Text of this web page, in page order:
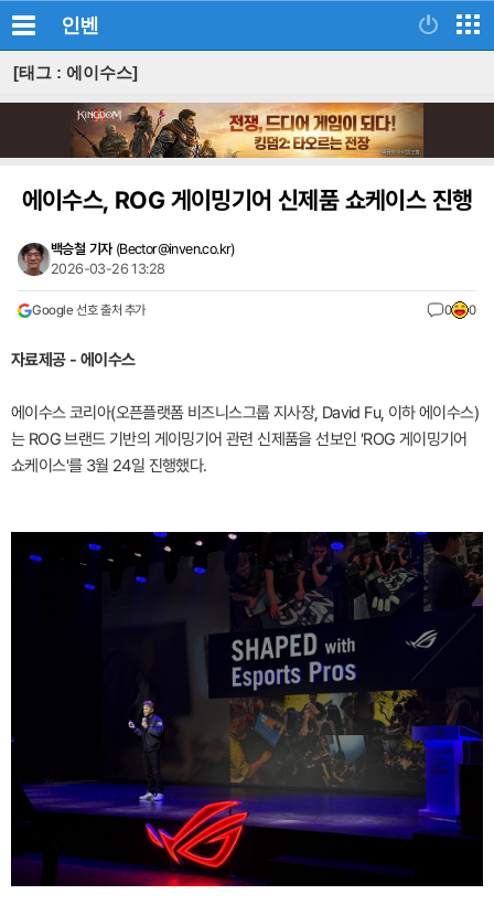
인벤
[태그 : 에이수스]
에이수스, ROG 게이밍기어 신제품 쇼케이스 진행
백승철 기자 (Bector@inven.co.kr)
2026-03-26 13:28
Google 선호 출처 추가 0 0
자료제공 - 에이수스
에이수스 코리아(오픈플랫폼 비즈니스그룹 지사장, David Fu, 이하 에이수스)
는 ROG 브랜드 기반의 게이밍기어 관련 신제품을 선보인 'ROG 게이밍기어
쇼케이스'를 3월 24일 진행했다.